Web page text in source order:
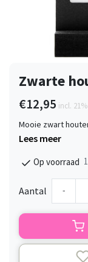
Zwarte
€12,95 incl.
Mooie zwart
Lees meer
Op voorraad
Aantal -